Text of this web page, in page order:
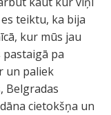
teiktu, ka bija
kur mūs jau
pastaigā pa
un paliek
Belgradas
cietokšņa un